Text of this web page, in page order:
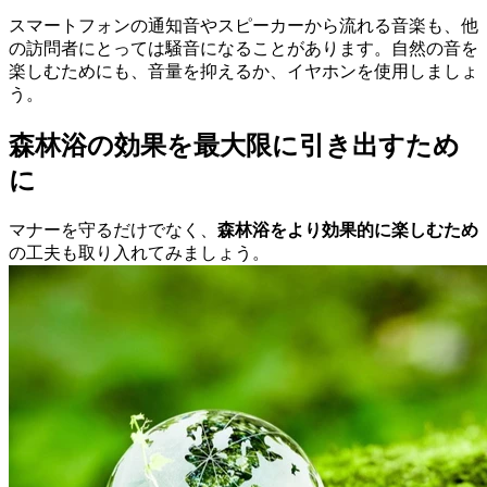
スマートフォンの通知音やスピーカーから流れる音楽も、他
の訪問者にとっては騒音になることがあります。自然の音を
楽しむためにも、音量を抑えるか、イヤホンを使用しましょ
う。
森林浴の効果を最大限に引き出すため
に
マナーを守るだけでなく、 森林浴をより効果的に楽しむため
の工夫も取り入れてみましょう。